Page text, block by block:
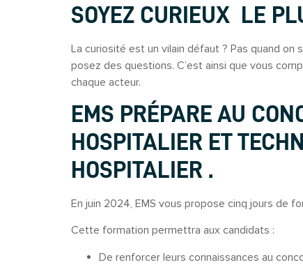
SOYEZ CURIEUX LE
La curiosité est un vilain défaut ? Pas quand on
posez des questions. C’est ainsi que vous
chaque acteur.
EMS PRÉPARE AU
HOSPITALIER ET
HOSPITALIER .
En juin 2024, EMS vous propose cinq jours de
Cette formation permettra aux candidats :
De renforcer leurs connaissances au